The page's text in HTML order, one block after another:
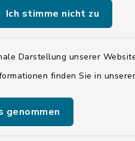
Ich stimme nicht zu
Darstellung unserer
finden Sie in
genommen
Samstag:
10.00-12.00 Uhr